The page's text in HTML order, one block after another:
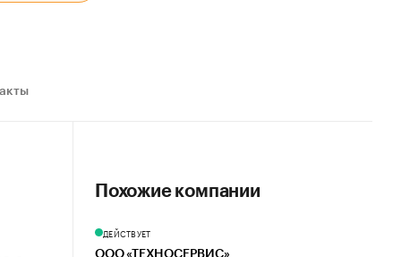
Похожие компании
ДЕЙСТВУЕТ
ООО «ТЕХНОСЕРВИС»